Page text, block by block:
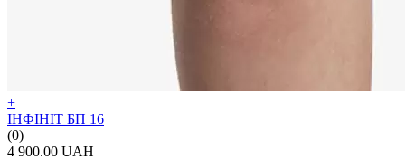
+
ІНФІНІТ БП 16
(0)
4 900.00 UAH